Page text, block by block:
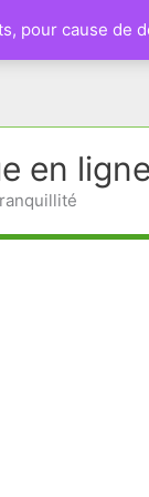
pour cause de
en ligne